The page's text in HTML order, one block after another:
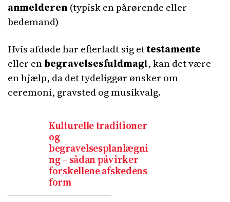
anmelderen (typisk en pårørende eller
bedemand)
Hvis afdøde har efterladt sig ettestamente
eller enbegravelsesfuldmagt, kan det være
en hjælp, da det tydeliggør ønsker om
ceremoni, gravsted og musikvalg.
Kulturelle traditioner
og
begravelsesplanlægni
ng – sådan påvirker
forskellene afskedens
form